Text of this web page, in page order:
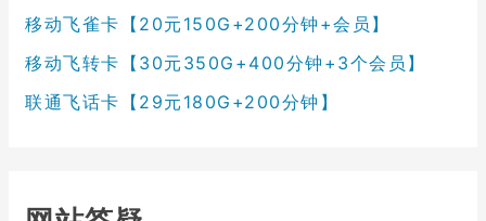
移动飞雀卡【20元150G+200分钟+会员】
移动飞转卡【30元350G+400分钟+3个会员】
联通飞话卡【29元180G+200分钟】